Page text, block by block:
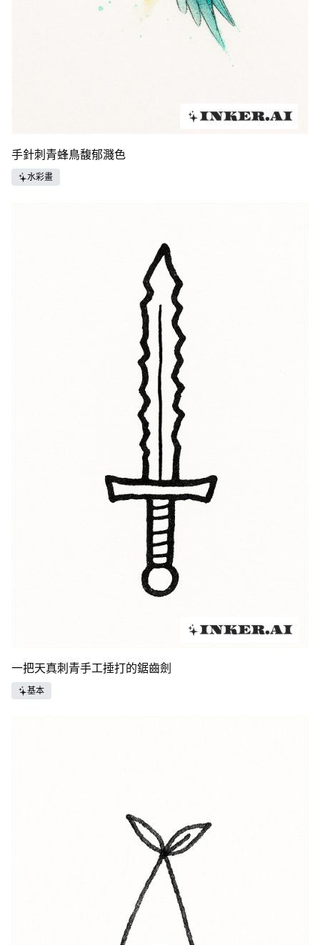
手針刺青蜂鳥馥郁濺色
水彩畫
一把天真刺青手工捶打的鋸齒劍
基本